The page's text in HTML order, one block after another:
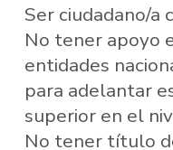
Ser ciudadano/a
No tener apoyo
entidades
para adelantar
superior en el
No tener título